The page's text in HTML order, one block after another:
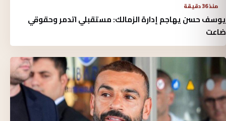
منذ 36 دقيقة
يوسف حسن يهاجم إدارة الزمالك: مستقبلي اتدمر وحقوقي
ضاعت